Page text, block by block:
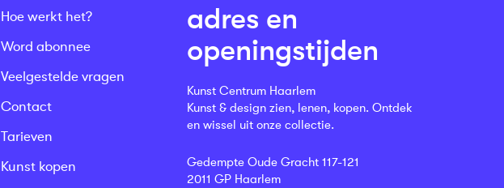
Hoe werkt het?
Word abonnee
Veelgestelde vragen
Contact
Tarieven
Kunst kopen
adres en
openingstijden
Kunst Centrum Haarlem
Kunst & design zien, lenen, kopen. Ontdek
en wissel uit onze collectie.
Gedempte Oude Gracht 117-121
2011 GP Haarlem